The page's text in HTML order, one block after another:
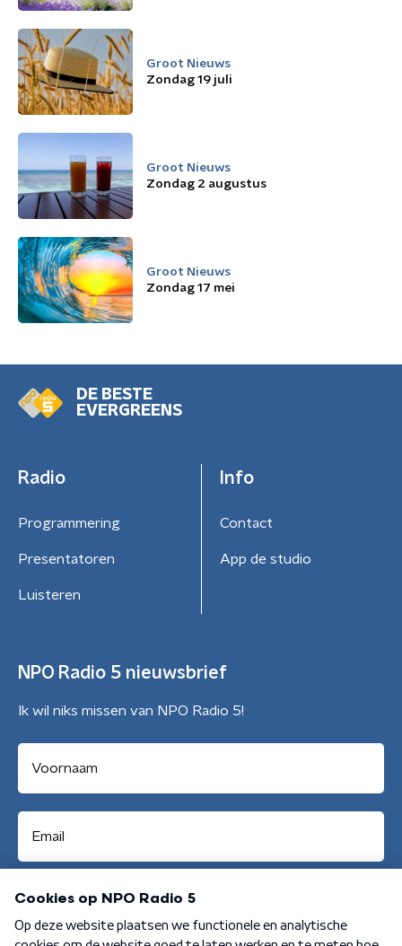
Groot Nieuws
Zondag 19 juli
Groot Nieuws
Zondag 2 augustus
Groot Nieuws
Zondag 17 mei
DE BESTE
EVERGREENS
Radio
Programmering
Presentatoren
Luisteren
Info
Contact
App de studio
NPO Radio 5 nieuwsbrief
Ik wil niks missen van NPO Radio 5!
Aanmelden